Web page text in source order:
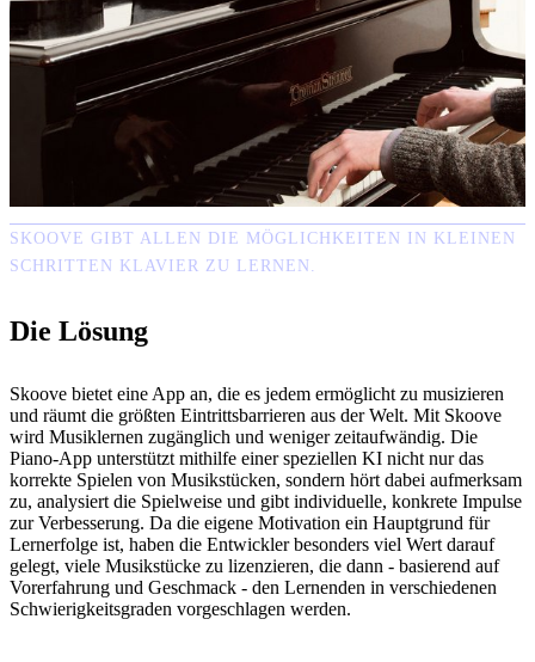
SKOOVE GIBT ALLEN DIE MÖGLICHKEITEN IN KLEINEN
SCHRITTEN KLAVIER ZU LERNEN.
Die Lösung
Skoove bietet eine App an, die es jedem ermöglicht zu musizieren
und räumt die größten Eintrittsbarrieren aus der Welt. Mit Skoove
wird Musiklernen zugänglich und weniger zeitaufwändig. Die
Piano-App unterstützt mithilfe einer speziellen KI nicht nur das
korrekte Spielen von Musikstücken, sondern hört dabei aufmerksam
zu, analysiert die Spielweise und gibt individuelle, konkrete Impulse
zur Verbesserung. Da die eigene Motivation ein Hauptgrund für
Lernerfolge ist, haben die Entwickler besonders viel Wert darauf
gelegt, viele Musikstücke zu lizenzieren, die dann - basierend auf
Vorerfahrung und Geschmack - den Lernenden in verschiedenen
Schwierigkeitsgraden vorgeschlagen werden.